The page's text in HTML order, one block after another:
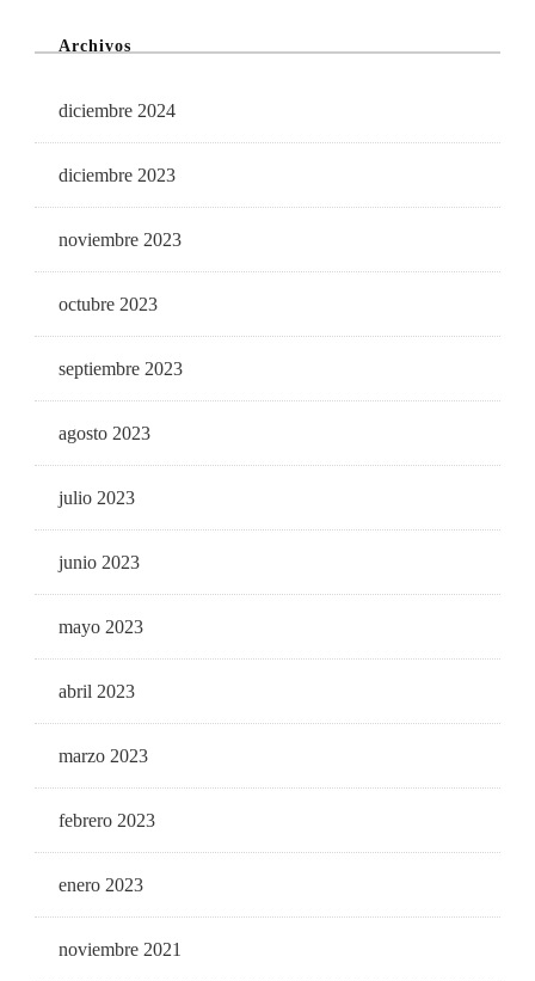
Archivos
diciembre 2024
diciembre 2023
noviembre 2023
octubre 2023
septiembre 2023
agosto 2023
julio 2023
junio 2023
mayo 2023
abril 2023
marzo 2023
febrero 2023
enero 2023
noviembre 2021